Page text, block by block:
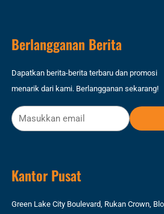
Berlangganan Berita
Dapatkan berita-berita terbaru dan promosi
menarik dari kami. Berlangganan sekarang!
Kantor Pusat
Green Lake City Boulevard, Rukan Crown,